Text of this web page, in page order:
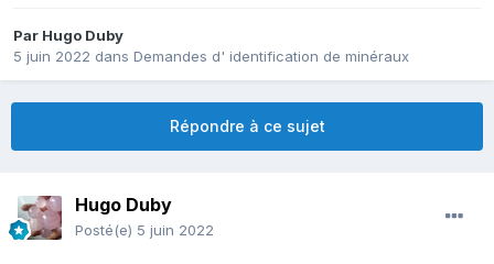
Par Hugo Duby
5 juin 2022 dans Demandes d' identification de minéraux
Répondre à ce sujet
Hugo Duby
Posté(e) 5 juin 2022